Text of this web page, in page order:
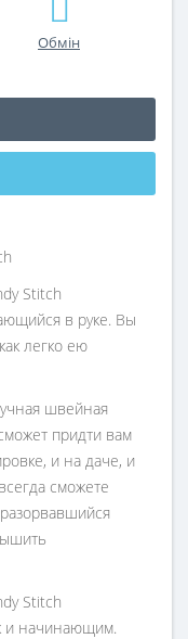
Обмін
Stitch
в руке. Вы
легко ею
швейная
придти вам
и на даче, и
сможете
Stitch
и начинающим.